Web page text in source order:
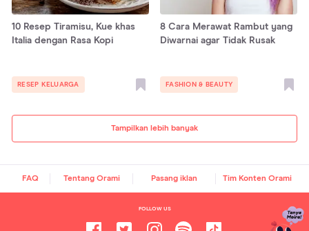
Tampilkan lebih banyak
10 Resep Tiramisu, Kue khas
Italia dengan Rasa Kopi
RESEP KELUARGA
8 Cara Merawat Rambut yang
Diwarnai agar Tidak Rusak
FASHION & BEAUTY
FAQ Tentang Orami Pasang iklan Tim Konten Orami
FOLLOW US